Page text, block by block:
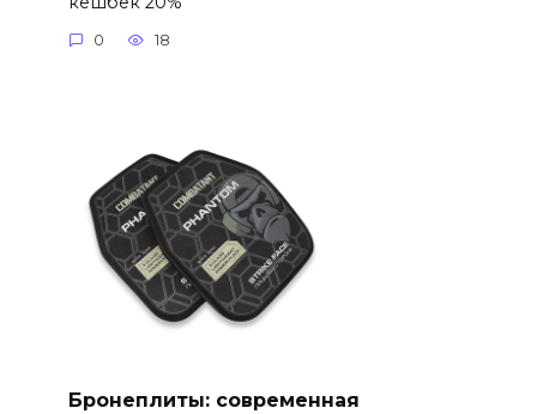
0 18
Бронеплиты: современная